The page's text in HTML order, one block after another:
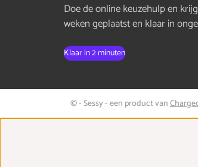
Doe de online keuzehulp en
weken geplaatst en klaar in
Klaar in 2 minuten
© - Sessy - een product van